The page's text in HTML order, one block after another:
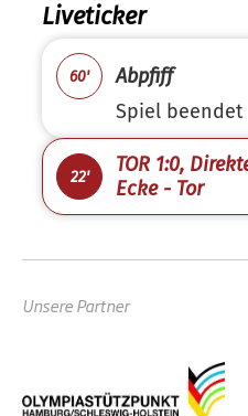
Liveticker
60'
Abpfiff
Spiel beendet
22'
TOR 1:0,
Ecke - Tor
Unsere Partner